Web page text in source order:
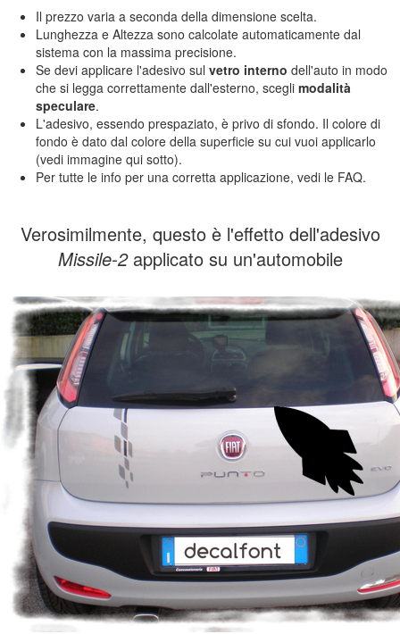
Il prezzo varia a seconda della dimensione scelta.
Lunghezza e Altezza sono calcolate automaticamente dal
sistema con la massima precisione.
Se devi applicare l'adesivo sul vetro interno dell'auto in modo
che si legga correttamente dall'esterno, scegli modalità
speculare.
L'adesivo, essendo prespaziato, è privo di sfondo. Il colore di
fondo è dato dal colore della superficie su cui vuoi applicarlo
(vedi immagine qui sotto).
Per tutte le info per una corretta applicazione, vedi le FAQ.
Verosimilmente, questo è l'effetto dell'adesivo
Missile-2applicato su un'automobile